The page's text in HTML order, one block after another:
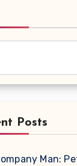
Posts
Man: